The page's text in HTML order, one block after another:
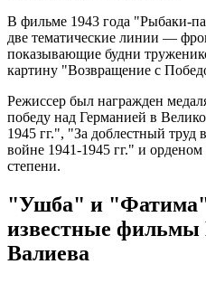
В фильме 1943 года "Рыбаки-
две тематические линии —
показывающие будни
картину "Возвращение с
Режиссер был награжден
победу над Германией в
1945 гг.", "За доблестный труд
войне 1941-1945 гг." и
степени.
"Ушба" и
известные фильмы
Валиева